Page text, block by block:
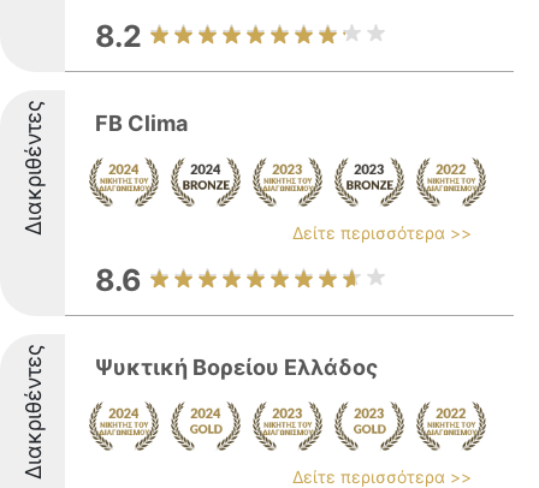
8.2
Διακριθέντες FB Clima
Δείτε περισσότερα >>
8.6
Διακριθέντες Ψυκτική Βορείου Ελλάδος
Δείτε περισσότερα >>